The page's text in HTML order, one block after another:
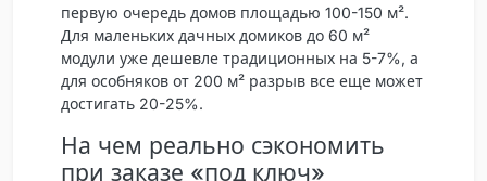
первую очередь домов площадью 100-150 м².
Для маленьких дачных домиков до 60 м²
модули уже дешевле традиционных на 5-7%, а
для особняков от 200 м² разрыв все еще может
достигать 20-25%.
На чем реально сэкономить
при заказе «под ключ»